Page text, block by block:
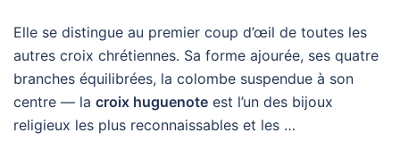
Elle se distingue au premier coup d’œil de toutes les
autres croix chrétiennes. Sa forme ajourée, ses quatre
branches équilibrées, la colombe suspendue à son
centre — la croix huguenote est l’un des bijoux
religieux les plus reconnaissables et les …